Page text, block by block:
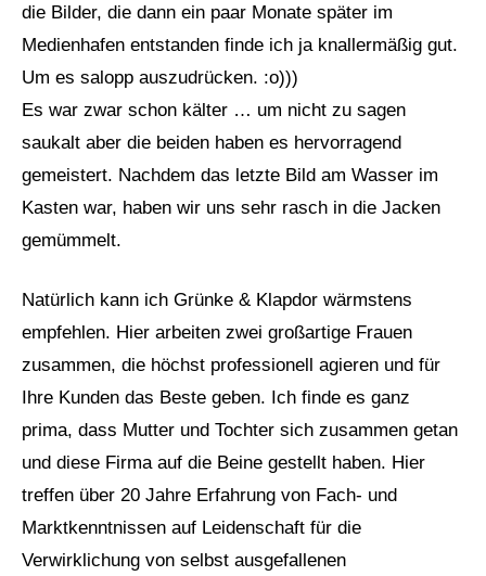
die Bilder, die dann ein paar Monate später im
Medienhafen entstanden finde ich ja knallermäßig gut.
Um es salopp auszudrücken. :o)))
Es war zwar schon kälter … um nicht zu sagen
saukalt aber die beiden haben es hervorragend
gemeistert. Nachdem das letzte Bild am Wasser im
Kasten war, haben wir uns sehr rasch in die Jacken
gemümmelt.
Natürlich kann ich Grünke & Klapdor wärmstens
empfehlen. Hier arbeiten zwei großartige Frauen
zusammen, die höchst professionell agieren und für
Ihre Kunden das Beste geben. Ich finde es ganz
prima, dass Mutter und Tochter sich zusammen getan
und diese Firma auf die Beine gestellt haben. Hier
treffen über 20 Jahre Erfahrung von Fach- und
Marktkenntnissen auf Leidenschaft für die
Verwirklichung von selbst ausgefallenen